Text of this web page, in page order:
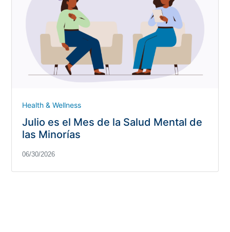
Health & Wellness
Julio es el Mes de la Salud Mental de
las Minorías
06/30/2026